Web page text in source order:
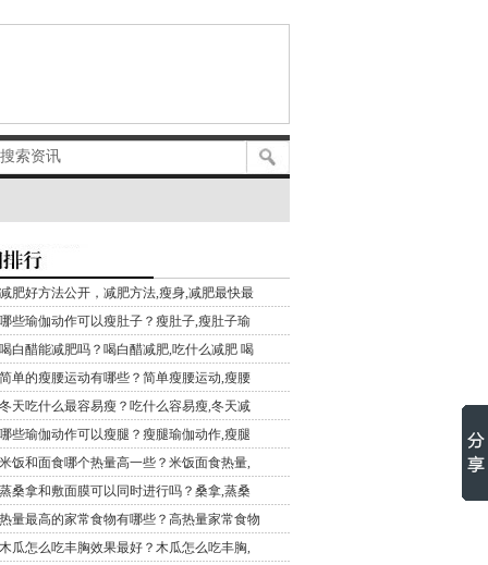
减肥好方法公开，减肥方法,瘦身,减肥最快最
哪些瑜伽动作可以瘦肚子？瘦肚子,瘦肚子瑜
喝白醋能减肥吗？喝白醋减肥,吃什么减肥 喝
简单的瘦腰运动有哪些？简单瘦腰运动,瘦腰
冬天吃什么最容易瘦？吃什么容易瘦,冬天减
哪些瑜伽动作可以瘦腿？瘦腿瑜伽动作,瘦腿
米饭和面食哪个热量高一些？米饭面食热量,
蒸桑拿和敷面膜可以同时进行吗？桑拿,蒸桑
热量最高的家常食物有哪些？高热量家常食物
木瓜怎么吃丰胸效果最好？木瓜怎么吃丰胸,